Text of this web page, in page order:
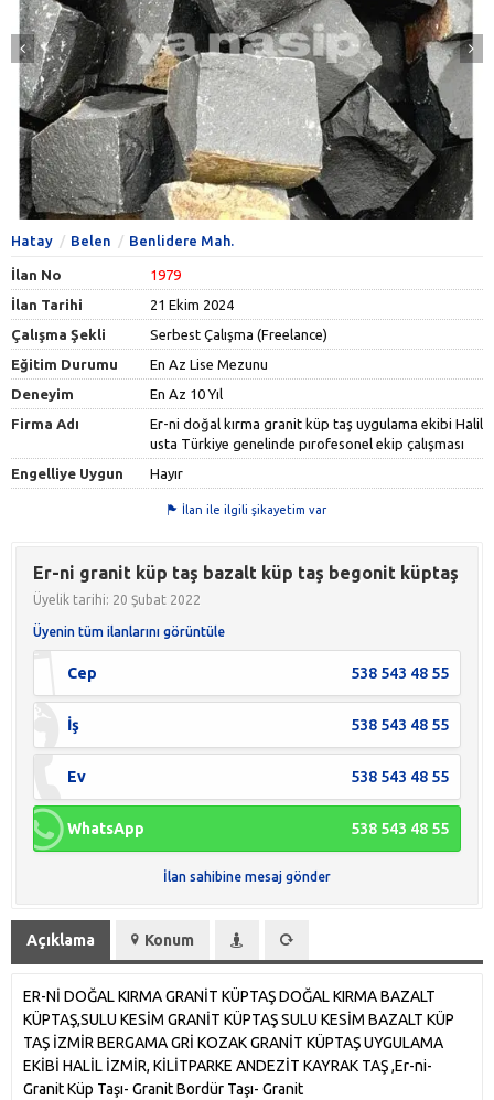
Hatay Belen Benlidere Mah.
İlan No
1979
İlan Tarihi
21 Ekim 2024
Çalışma Şekli
Serbest Çalışma (Freelance)
Eğitim Durumu
En Az Lise Mezunu
Deneyim
En Az 10 Yıl
Firma Adı
Er-ni doğal kırma granit küp taş uygulama ekibi Halil
usta Türkiye genelinde pırofesonel ekip çalışması
Engelliye Uygun
Hayır
İlan ile ilgili şikayetim var
Er-ni granit küp taş bazalt küp taş begonit küptaş
Üyelik tarihi: 20 Şubat 2022
Üyenin tüm ilanlarını görüntüle
Cep 538 543 48 55
İş 538 543 48 55
Ev 538 543 48 55
WhatsApp 538 543 48 55
İlan sahibine mesaj gönder
Açıklama Konum
ER-Nİ DOĞAL KIRMA GRANİT KÜPTAŞ DOĞAL KIRMA BAZALT
KÜPTAŞ,SULU KESİM GRANİT KÜPTAŞ SULU KESİM BAZALT KÜP
TAŞ İZMİR BERGAMA GRİ KOZAK GRANİT KÜPTAŞ UYGULAMA
EKİBİ HALİL İZMİR, KİLİTPARKE ANDEZİT KAYRAK TAŞ ,Er-ni-
Granit Küp Taşı- Granit Bordür Taşı- Granit